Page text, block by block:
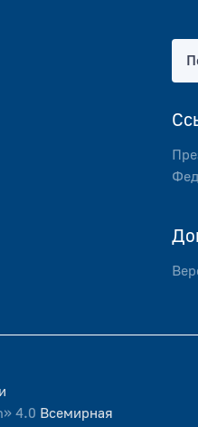
4.0 Всемирная